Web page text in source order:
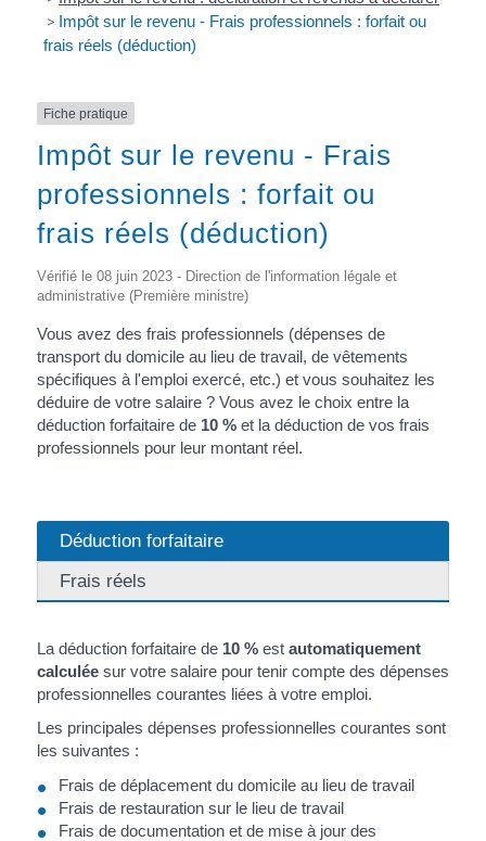
> Impôt sur le revenu - Frais professionnels : forfait ou
frais réels (déduction)
Fiche pratique
Impôt sur le revenu - Frais
professionnels : forfait ou
frais réels (déduction)
Vérifié le 08 juin 2023 - Direction de l'information légale et
administrative (Première ministre)
Vous avez des frais professionnels (dépenses de
transport du domicile au lieu de travail, de vêtements
spécifiques à l'emploi exercé, etc.) et vous souhaitez les
déduire de votre salaire ? Vous avez le choix entre la
déduction forfaitaire de 10 %et la déduction de vos frais
professionnels pour leur montant réel.
Déduction forfaitaire
Frais réels
La déduction forfaitaire de 10 %est automatiquement
calculéesur votre salaire pour tenir compte des dépenses
professionnelles courantes liées à votre emploi.
Les principales dépenses professionnelles courantes sont
les suivantes :
Frais de déplacement du domicile au lieu de travail
Frais de restauration sur le lieu de travail
Frais de documentation et de mise à jour des